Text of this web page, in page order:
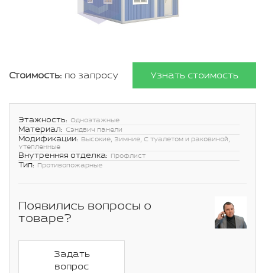
Стоимость: по запросу Узнать стоимость
Этажность: Одноэтажные
Материал: Сэндвич панели
Модификации: Высокие, Зимние, С туалетом и раковиной,
Утепленные
Внутренняя отделка: Профлист
Тип: Противопожарные
Появились вопросы о
товаре?
Задать
вопрос